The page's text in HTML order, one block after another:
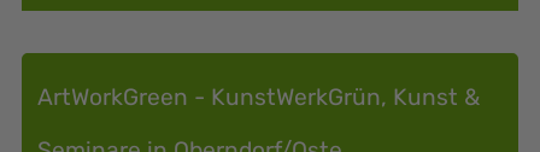
ArtWorkGreen - KunstWerkGrün, Kunst &